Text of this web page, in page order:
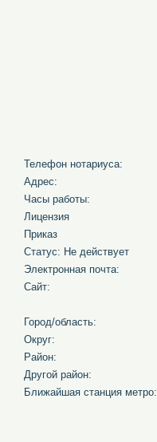
Телефон нотариуса:
Адрес:
Часы работы:
Лицензия
Приказ
Статус: Не действует
Электронная почта:
Сайт:
Город/область:
Округ:
Район:
Другой район:
Ближайшая станция метро: